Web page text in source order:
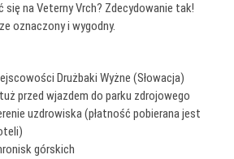
się na Veterny Vrch? Zdecydowanie tak!
oznaczony i wygodny.
Drużbaki Wyżne (Słowacja)
przed wjazdem do parku zdrojowego
uzdrowiska (płatność pobierana jest
górskich